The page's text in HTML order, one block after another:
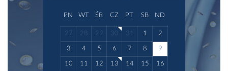
PN WT ŚR CZ PT SB ND
27 28 29 30 31 1 2
3 4 5 6 7 8 9
10 11 12 13 14 15 16